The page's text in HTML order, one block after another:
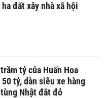
đất xây nhà xã hội
tỷ của Huấn Hoa
tỷ, dàn siêu xe hàng
Nhật đắt đỏ